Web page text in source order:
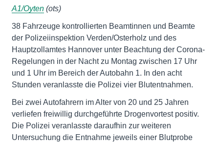
A1/Oyten (ots)
38 Fahrzeuge kontrollierten Beamtinnen und Beamte
der Polizeiinspektion Verden/Osterholz und des
Hauptzollamtes Hannover unter Beachtung der Corona-
Regelungen in der Nacht zu Montag zwischen 17 Uhr
und 1 Uhr im Bereich der Autobahn 1. In den acht
Stunden veranlasste die Polizei vier Blutentnahmen.
Bei zwei Autofahrern im Alter von 20 und 25 Jahren
verliefen freiwillig durchgeführte Drogenvortest positiv.
Die Polizei veranlasste daraufhin zur weiteren
Untersuchung die Entnahme jeweils einer Blutprobe